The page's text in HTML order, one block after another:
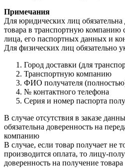
Примечания
Для юридических лиц обязательна
товара в транспортную компанию
лица, его паспортных данных и
Для физических лиц обязательно
Город доставки (для
Транспортную компанию
ФИО получателя
№ контактного телефона
Серия и номер паспорта
В случае отсутствия в заказе
обязательна доверенность на
компанию
В случае, если товар получает не
производится оплата, то лицу-
доверенность на получение